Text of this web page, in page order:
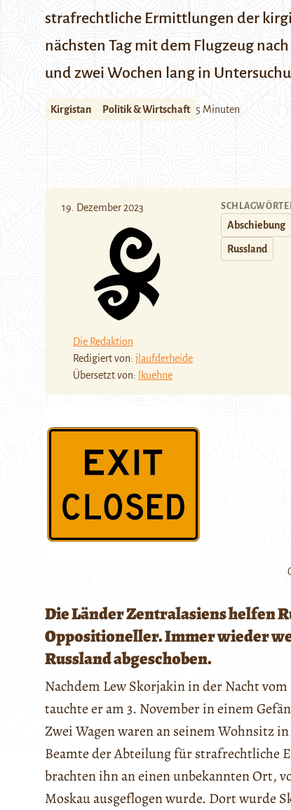
strafrechtliche Ermittlungen der
nächsten Tag mit dem Flugzeug
und zwei Wochen lang in
Kirgistan Politik & Wirtschaft 5 Minuten
19. Dezember 2023
Die Redaktion
Redigiert von: jlaufderheide
Übersetzt von:
lkuehne
Abschiebung
Russland
Die Länder Zentralasiens helfen
Oppositioneller. Immer wieder
Russland abgeschoben.
Nachdem Lew Skorjakin in der Nacht
tauchte er am 3. November in einem
Zwei Wagen waren an seinem Wohnsitz
Beamte der Abteilung für strafrechtliche
brachten ihn an einen unbekannten Ort,
Moskau ausgeflogen wurde. Dort wurde